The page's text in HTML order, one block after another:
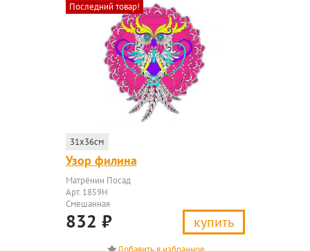
Последний товар!
31x36см
Узор филина
Матрёнин Посад
Арт. 1859Н
Смешанная
832 ₽ купить